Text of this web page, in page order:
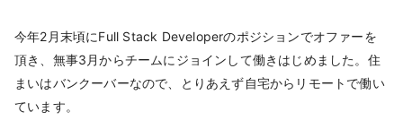
今年2月末頃にFull Stack Developerのポジションでオファーを
頂き、無事3月からチームにジョインして働きはじめました。住
まいはバンクーバーなので、とりあえず自宅からリモートで働い
ています。